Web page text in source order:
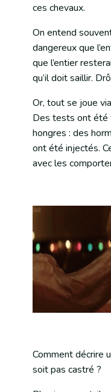
ces chevaux.
On entend
dangereux que
que l’entier
qu’il doit saillir.
Or, tout se joue
Des tests ont été
hongres : des
ont été injectés.
avec les
Comment décrire
soit pas castré ?